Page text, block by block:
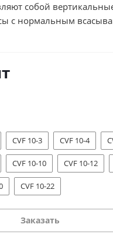
собой
с нормальным
CVF 10-3 CVF 10-4
CVF 10-10 CVF 10-12
CVF 10-22
Заказать